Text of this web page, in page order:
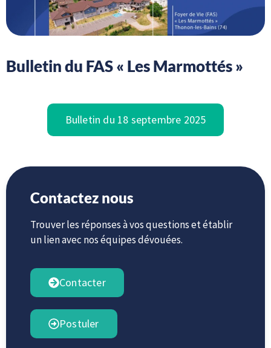
Bulletin du FAS « Les Marmottés »
Bulletin du 18 septembre 2025
Contactez nous
Trouver les réponses à vos questions et établir
un lien avec nos équipes dévouées.
Contacter
Postuler